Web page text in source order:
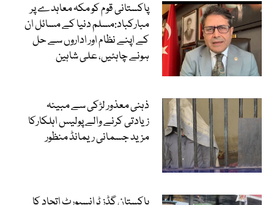
پاکستانی قوم کو مکہ معاہدے پر
مبارکباد:مسلم دنیا کے مسائل ان
کے اپنے نظام اور اداروں سے حل
ہونے چاہئیں، علی شاہین
ذہنی معذور لڑکی سے مبینہ
زیادتی کرنے والے پولیس اہلکارکا
مزید جسمانی ریمانڈ منظور